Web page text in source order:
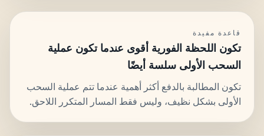
قاعدة مفيدة
تكون اللحظة الفورية أقوى عندما تكون عملية
السحب الأولى سلسة أيضًا
تكون المطالبة بالدفع أكثر أهمية عندما تتم عملية السحب
الأولى بشكل نظيف، وليس فقط المسار المتكرر اللاحق.